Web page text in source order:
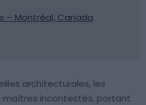
– Montréal, Canada
architecturales, les
maîtres incontestés, portant